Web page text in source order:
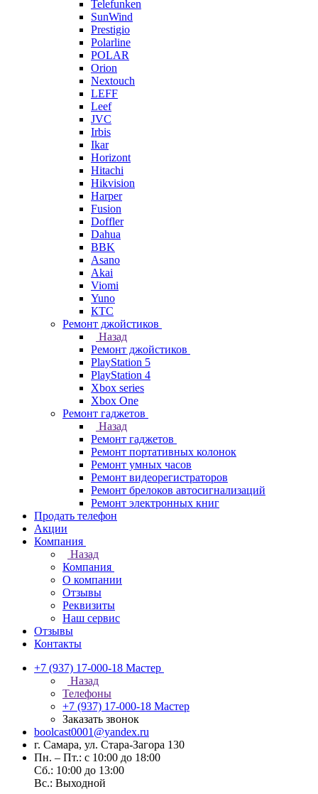
Telefunken
SunWind
Prestigio
Polarline
POLAR
Orion
Nextouch
LEFF
Leef
JVC
Irbis
Ikar
Horizont
Hitachi
Hikvision
Harper
Fusion
Doffler
Dahua
BBK
Asano
Akai
Viomi
Yuno
КТС
Ремонт джойстиков
Назад
Ремонт джойстиков
PlayStation 5
PlayStation 4
Xbox series
Xbox One
Ремонт гаджетов
Назад
Ремонт гаджетов
Ремонт портативных колонок
Ремонт умных часов
Ремонт видеорегистраторов
Ремонт брелоков автосигнализаций
Ремонт электронных книг
Продать телефон
Акции
Компания
Назад
Компания
О компании
Отзывы
Реквизиты
Наш сервис
Отзывы
Контакты
+7 (937) 17-000-18 Мастер
Назад
Телефоны
+7 (937) 17-000-18 Мастер
Заказать звонок
boolcast0001@yandex.ru
г. Самара, ул. Стара-Загора 130
Пн. – Пт.: с 10:00 до 18:00
Сб.: 10:00 до 13:00
Вс.: Выходной